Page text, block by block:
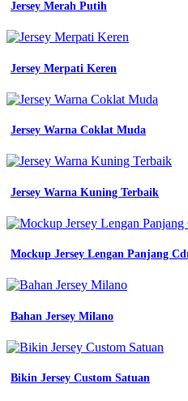
Jersey Merah Putih
Jersey Merpati Keren
Jersey Warna Coklat Muda
Jersey Warna Kuning Terbaik
Mockup Jersey Lengan Panjang
Bahan Jersey Milano
Bikin Jersey Custom Satuan